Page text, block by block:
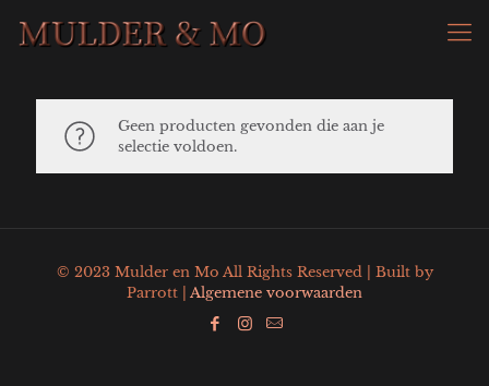
Geen producten gevonden die aan je
selectie voldoen.
© 2023 Mulder en Mo All Rights Reserved | Built by
Parrott | Algemene voorwaarden